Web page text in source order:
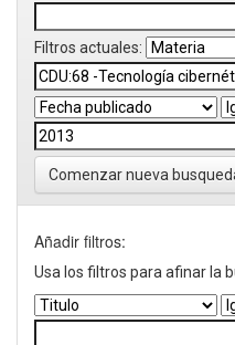
Filtros actuales:
Comenzar nueva
Añadir filtros:
Usa los filtros para afinar la